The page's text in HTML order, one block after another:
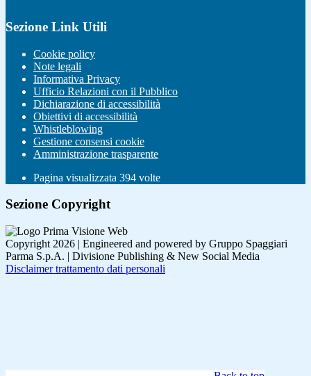
Sezione Link Utili
Cookie policy
Note legali
Informativa Privacy
Ufficio Relazioni con il Pubblico
Dichiarazione di accessibilità
Obiettivi di accessibilità
Whistleblowing
Gestione consensi cookie
Amministrazione trasparente
Pagina visualizzata 394 volte
Sezione Copyright
Copyright 2026 | Engineered and powered by Gruppo Spaggiari
Parma S.p.A. | Divisione Publishing & New Social Media
Disclaimer trattamento dati personali